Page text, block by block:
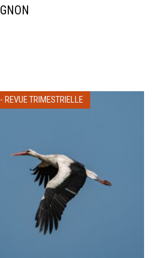
- REVUE TRIMESTRIELLE